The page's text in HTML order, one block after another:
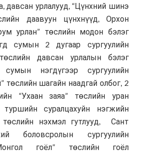
давсан урлалууд, “Цүнхний шинэ
даавуун цүнхнүүд, Орхон
урлан” төслийн модон бэлэг
сумын 2 дугаар сургуулийн
давсан урлалын бэлэг
нэгдүгээр сургуулийн
төслийн шагайн наадгай олбог, 2
“Ухаан заяа” төслийн уран
туршийн суралцахуйн нэгжийн
нэхмэл гутлууд, Сант
боловсролын сургуулийн
гоёл” төслийн гоёл